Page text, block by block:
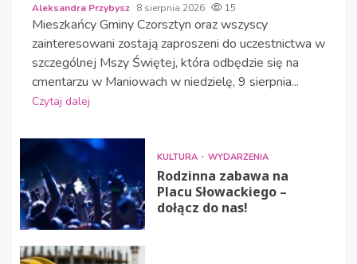
Aleksandra Przybysz 8 sierpnia 2026 15
Mieszkańcy Gminy Czorsztyn oraz wszyscy
zainteresowani zostają zaproszeni do uczestnictwa w
szczególnej Mszy Świętej, która odbędzie się na
cmentarzu w Maniowach w niedzielę, 9 sierpnia...
Czytaj dalej
KULTURA WYDARZENIA
Rodzinna zabawa na
Placu Słowackiego –
dołącz do nas!